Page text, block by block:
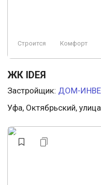
Строится Комфорт
ЖК IDEЯ
Застройщик: ДОМ-
Уфа, Октябрьский,